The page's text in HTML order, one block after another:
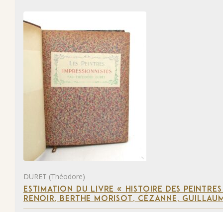
DURET (Théodore)
ESTIMATION DU LIVRE « HISTOIRE DES
RENOIR, BERTHE MORISOT, CÉZANNE,